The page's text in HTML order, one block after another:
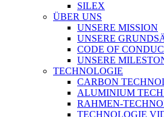
SILEX
ÜBER UNS
UNSERE MISSION
UNSERE
CODE OF
UNSERE
TECHNOLOGIE
CARBON
ALUMINIUM
RAHMEN-
TECHNOLOGIE